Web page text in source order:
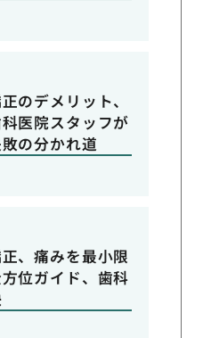
のデメリット、
医院スタッフが
の分かれ道
、痛みを最小限
位ガイド、歯科